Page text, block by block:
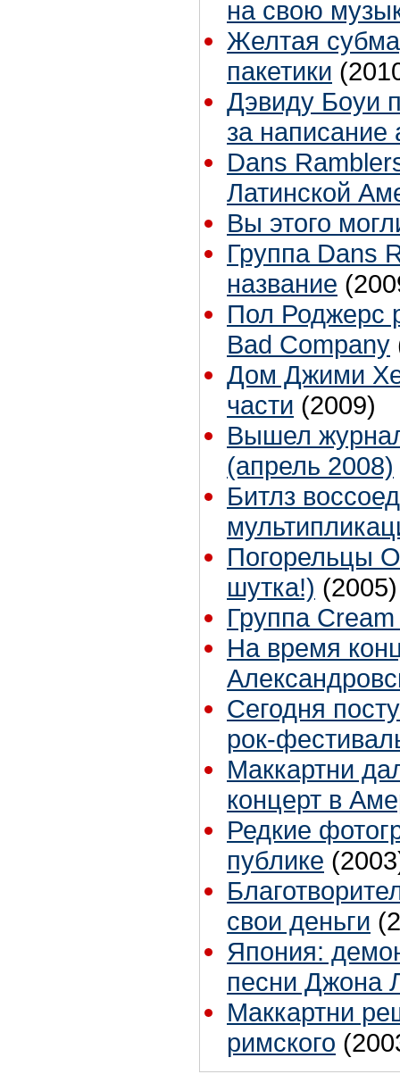
на свою
Желтая
пакетики
Дэвиду Боуи
за написание
Dans
Латинской
Вы этого
Группа Dans
название
Пол Роджерс
Bad Company
Дом Джими
части (2009)
Вышел
(апрель 2008)
Битлз
Погорельцы
шутка!) (2005)
Группа
На время
Сегодня
рок-
Маккартни
концерт в
Редкие
публике
свои деньги
Япония:
песни Джона
Маккартни
римского